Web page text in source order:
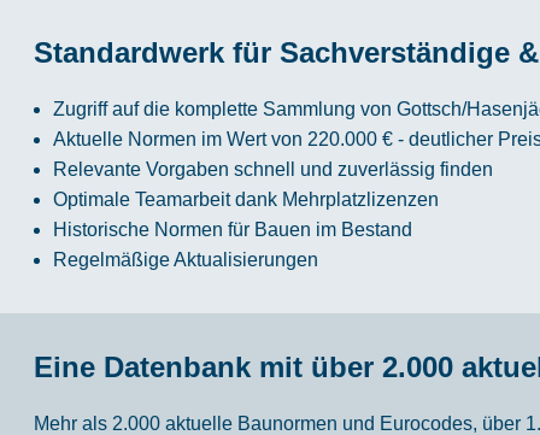
Standardwerk für Sachverständige
Zugriff auf die komplette Sammlung von Gottsch/
Aktuelle Normen im Wert von 220.000 € - deutlicher
Relevante Vorgaben schnell und zuverlässig finden
Optimale Teamarbeit dank Mehrplatzlizenzen
Historische Normen für Bauen im Bestand
Regelmäßige Aktualisierungen
Eine Datenbank mit über 2.000
Mehr als 2.000 aktuelle Baunormen und Eurocodes, über